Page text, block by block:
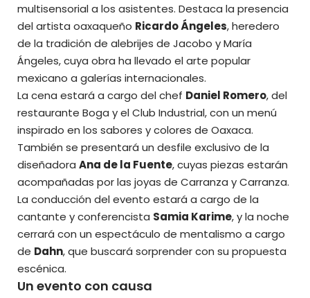
multisensorial a los asistentes. Destaca la presencia
del artista oaxaqueño Ricardo Ángeles, heredero
de la tradición de alebrijes de Jacobo y María
Ángeles, cuya obra ha llevado el arte popular
mexicano a galerías internacionales.
La cena estará a cargo del chef Daniel Romero, del
restaurante Boga y el Club Industrial, con un menú
inspirado en los sabores y colores de Oaxaca.
También se presentará un desfile exclusivo de la
diseñadora Ana de la Fuente, cuyas piezas estarán
acompañadas por las joyas de Carranza y Carranza.
La conducción del evento estará a cargo de la
cantante y conferencista Samia Karime, y la noche
cerrará con un espectáculo de mentalismo a cargo
de Dahn, que buscará sorprender con su propuesta
escénica.
Un evento con causa